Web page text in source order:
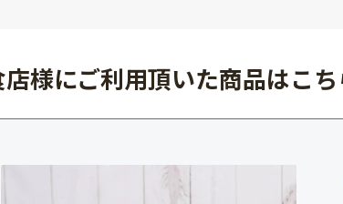
様にご利用頂いた商品はこち